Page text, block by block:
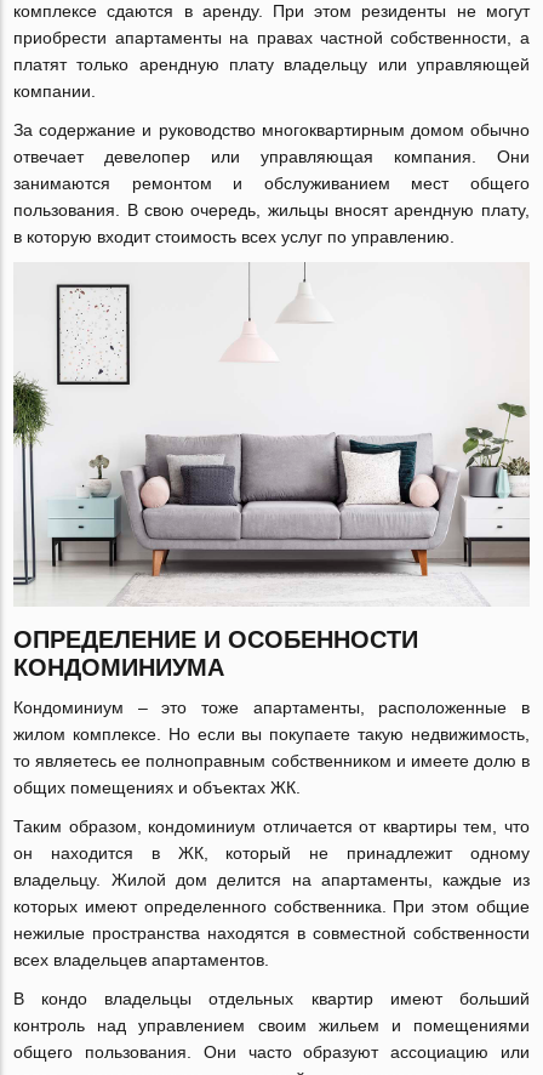
комплексе сдаются в аренду. При этом резиденты не могут
приобрести апартаменты на правах частной собственности, а
платят только арендную плату владельцу или управляющей
компании.
За содержание и руководство многоквартирным домом обычно
отвечает девелопер или управляющая компания. Они
занимаются ремонтом и обслуживанием мест общего
пользования. В свою очередь, жильцы вносят арендную плату,
в которую входит стоимость всех услуг по управлению.
ОПРЕДЕЛЕНИЕ И ОСОБЕННОСТИ
КОНДОМИНИУМА
Кондоминиум – это тоже апартаменты, расположенные в
жилом комплексе. Но если вы покупаете такую недвижимость,
то являетесь ее полноправным собственником и имеете долю в
общих помещениях и объектах ЖК.
Таким образом, кондоминиум отличается от квартиры тем, что
он находится в ЖК, который не принадлежит одному
владельцу. Жилой дом делится на апартаменты, каждые из
которых имеют определенного собственника. При этом общие
нежилые пространства находятся в совместной собственности
всех владельцев апартаментов.
В кондо владельцы отдельных квартир имеют больший
контроль над управлением своим жильем и помещениями
общего пользования. Они часто образуют ассоциацию или